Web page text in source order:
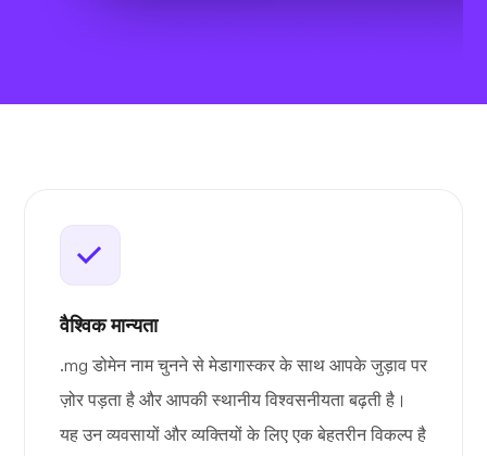
वैश्विक मान्यता
.mg डोमेन नाम चुनने से मेडागास्कर के साथ आपके जुड़ाव पर
ज़ोर पड़ता है और आपकी स्थानीय विश्वसनीयता बढ़ती है।
यह उन व्यवसायों और व्यक्तियों के लिए एक बेहतरीन विकल्प है